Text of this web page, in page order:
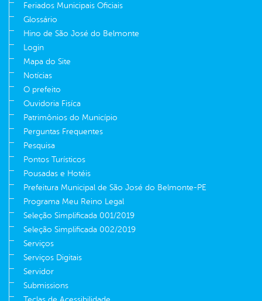
Feriados Municipais Oficiais
Glossário
Hino de São José do Belmonte
Login
Mapa do Site
Notícias
O prefeito
Ouvidoria Fisíca
Patrimônios do Município
Perguntas Frequentes
Pesquisa
Pontos Turísticos
Pousadas e Hotéis
Prefeitura Municipal de São José do Belmonte-PE
Programa Meu Reino Legal
Seleção Simplificada 001/2019
Seleção Simplificada 002/2019
Serviços
Serviços Digitais
Servidor
Submissions